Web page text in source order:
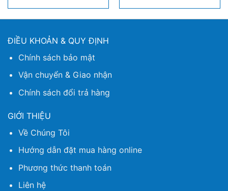
ĐIỀU KHOẢN & QUY ĐỊNH
Chính sách bảo mật
Vận chuyển & Giao nhận
Chính sách đổi trả hàng
GIỚI THIỆU
Về Chúng Tôi
Hướng dẫn đặt mua hàng online
Phương thức thanh toán
Liên hệ